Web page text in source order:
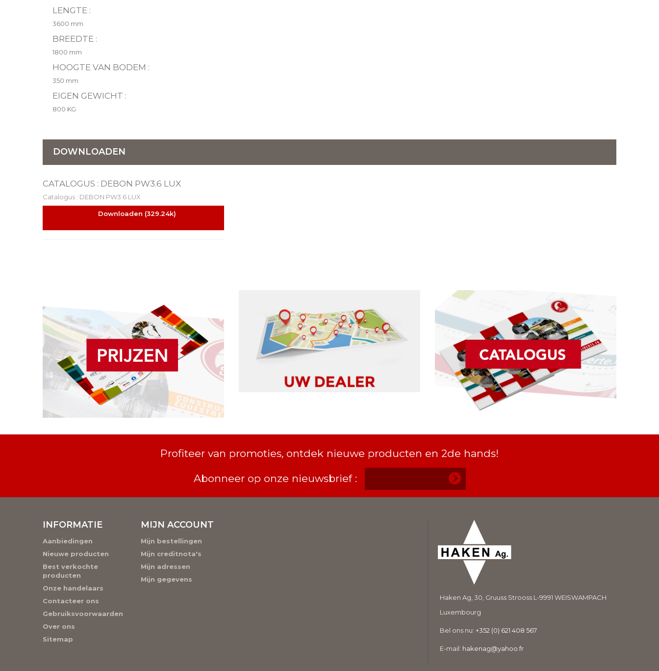
LENGTE :
3600 mm
BREEDTE :
1800 mm
HOOGTE VAN BODEM :
350 mm
EIGEN GEWICHT :
800 KG
DOWNLOADEN
CATALOGUS : DEBON PW3.6 LUX
Catalogus : DEBON PW3.6 LUX
Downloaden (329.24k)
Profiteer van promoties, ontdek nieuwe producten en 2de hands!
Abonneer op onze nieuwsbrief :
INFORMATIE
Aanbiedingen
Nieuwe producten
Best verkochte
producten
Onze handelaars
Contacteer ons
Gebruiksvoorwaarden
Over ons
Sitemap
MIJN ACCOUNT
Mijn bestellingen
Mijn creditnota's
Mijn adressen
Mijn gegevens
Haken Ag, 30, Gruuss Strooss L-9991 WEISWAMPACH
Luxembourg
Bel ons nu:+352 (0) 621 408 567
E-mail: hakenag@yahoo.fr